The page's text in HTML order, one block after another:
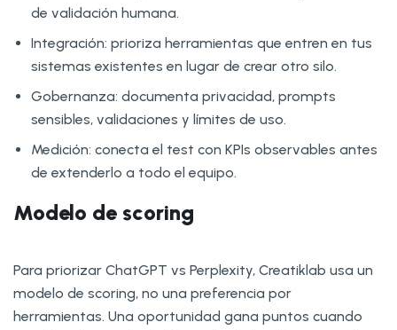
de validación humana.
Integración: prioriza herramientas que entren en tus
sistemas existentes en lugar de crear otro silo.
Gobernanza: documenta privacidad, prompts
sensibles, validaciones y límites de uso.
Medición: conecta el test con KPIs observables antes
de extenderlo a todo el equipo.
Modelo de scoring
Para priorizar ChatGPT vs Perplexity, Creatiklab usa un
modelo de scoring, no una preferencia por
herramientas. Una oportunidad gana puntos cuando